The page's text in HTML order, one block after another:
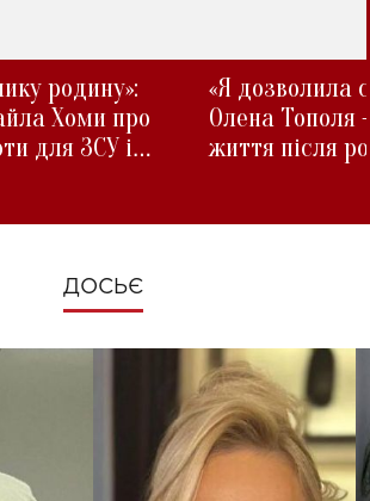
родину»:
Хоми про
для ЗСУ і
«Я дозволила
Олена Тополя
життя після
ДОСЬЄ